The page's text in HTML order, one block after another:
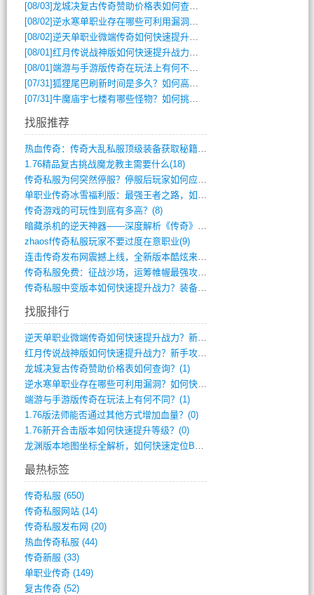
[08/03]龙城决复古传奇赞助价格表如何查询？
[08/02]逆水寒单职业存在哪些可利用漏洞？如何快速提升战力？
[08/02]逆天单职业微端传奇如何快速提升战力？新手必看攻略
[08/01]红月传说战神版如何快速提升战力？新手攻略全解析？
[08/01]端游与手游版传奇在玩法上有何不同？
[07/31]狐狸尾巴刷新时间是多久？如何高效获取传奇手游中的狐狸尾巴？
[07/31]牛魔庙宇七楼有哪些怪物？如何挑战它们？
找服推荐
热血传奇：传奇大乱私服顶级装备获取秘籍(887)
1.76精品复古挑战魔龙教主需要什么(18)
传奇私服为何突然停服？停服后玩家如何应对(744)
单职业传奇冰雪福利版：最强王者之路，如何(659)
传奇游戏的可玩性到底有多高？(8)
暗藏杀机的逆天神器——深度解析《传奇》祈(374)
zhaosf传奇私服玩家不要过度在意职业(9)
连击传奇发布网震撼上线，全新版本酷炫来袭(12)
传奇私服免费：征战沙场，运筹帷幄最强攻城(516)
传奇私服中变版本如何快速提升战力？装备强(1012)
找服排行
逆天单职业微端传奇如何快速提升战力？新手(2)
红月传说战神版如何快速提升战力？新手攻略(2)
龙城决复古传奇赞助价格表如何查询？(1)
逆水寒单职业存在哪些可利用漏洞？如何快速(1)
端游与手游版传奇在玩法上有何不同？(1)
1.76版法师能否通过其他方式增加血量？(0)
1.76新开合击版本如何快速提升等级？(0)
龙渊版本地图坐标全解析，如何快速定位BO(0)
最热标签
传奇私服 (650)
传奇私服网站(14)
传奇私服发布网 (20)
热血传奇私服 (44)
传奇新服 (33)
单职业传奇(149)
复古传奇(52)